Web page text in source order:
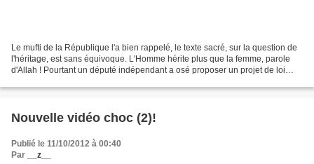
Le mufti de la République l'a bien rappelé, le texte sacré, sur la question de
l'héritage, est sans équivoque. L'Homme hérite plus que la femme, parole
d'Allah ! Pourtant un député indépendant a osé proposer un projet de loi
Nouvelle vidéo choc (2)!
Publié le 11/10/2012 à 00:40
Par
__z__